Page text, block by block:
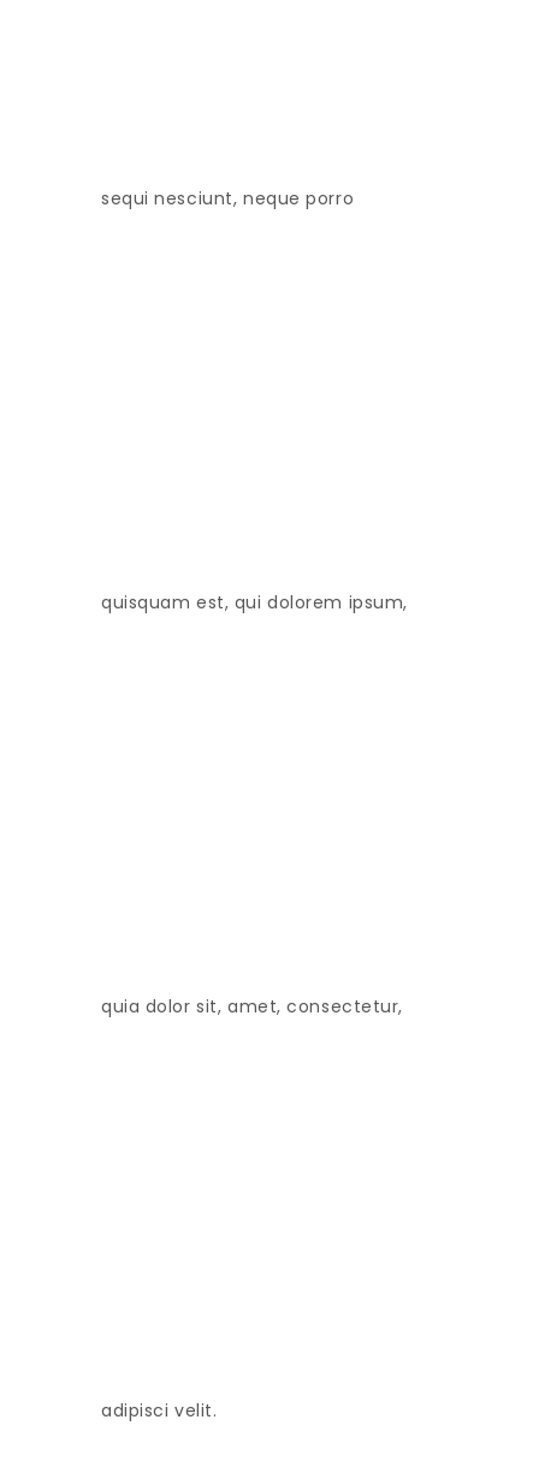
sequi nesciunt, neque porro
quisquam est, qui dolorem ipsum,
quia dolor sit, amet, consectetur,
adipisci velit.